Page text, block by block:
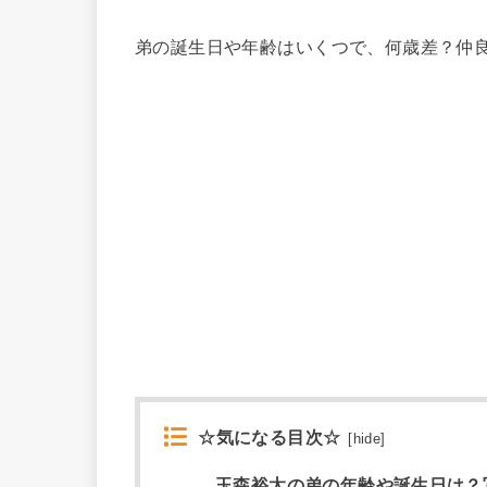
弟の誕生日や年齢はいくつで、何歳差？仲
☆気になる目次☆ [ hide]